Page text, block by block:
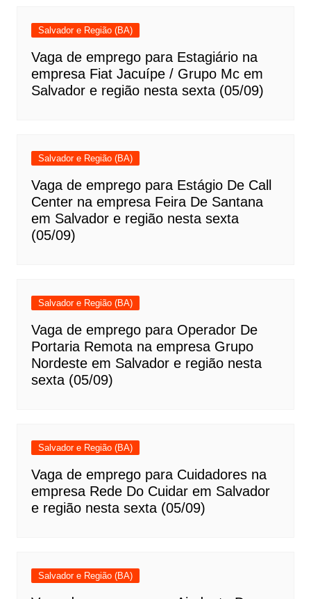
Salvador e Região (BA)
Vaga de emprego para Estagiário na
empresa Fiat Jacuípe / Grupo Mc em
Salvador e região nesta sexta (05/09)
Salvador e Região (BA)
Vaga de emprego para Estágio De Call
Center na empresa Feira De Santana
em Salvador e região nesta sexta
(05/09)
Salvador e Região (BA)
Vaga de emprego para Operador De
Portaria Remota na empresa Grupo
Nordeste em Salvador e região nesta
sexta (05/09)
Salvador e Região (BA)
Vaga de emprego para Cuidadores na
empresa Rede Do Cuidar em Salvador
e região nesta sexta (05/09)
Salvador e Região (BA)